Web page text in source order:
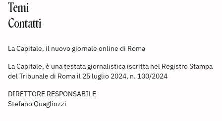
Temi
Contatti
La Capitale, il nuovo giornale online di Roma
La Capitale, è una testata giornalistica iscritta nel Registro Stampa
del Tribunale di Roma il 25 luglio 2024, n. 100/2024
DIRETTORE RESPONSABILE
Stefano Quagliozzi